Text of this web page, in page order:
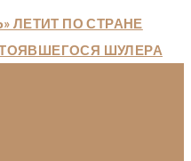
ЛЕТИТ ПО СТРАНЕ
ШУЛЕРА